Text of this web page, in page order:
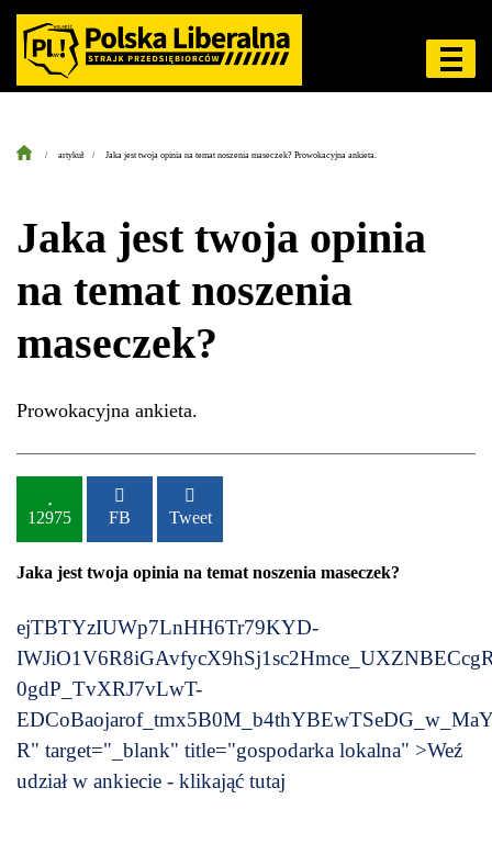
artykuł Jaka jest twoja opinia na temat noszenia maseczek? Prowokacyjna ankieta.
Jaka jest twoja opinia
na temat noszenia
maseczek?
Prowokacyjna ankieta.
12975 FB Tweet
Jaka jest twoja opinia na temat noszenia maseczek?
ejTBTYzIUWp7LnHH6Tr79KYD-
0gdP_TvXRJ7vLwT-
R" target="_blank" title="gospodarka lokalna" >Weź
udział w ankiecie - klikająć tutaj